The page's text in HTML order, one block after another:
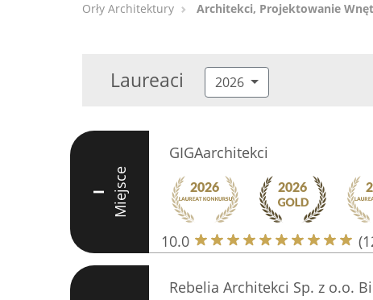
Orły Architektury Architekci, Projektowanie
Laureaci 2026
I Miejsce
GIGAarchitekci
10.0
Rebelia Architekci Sp. z o.o.